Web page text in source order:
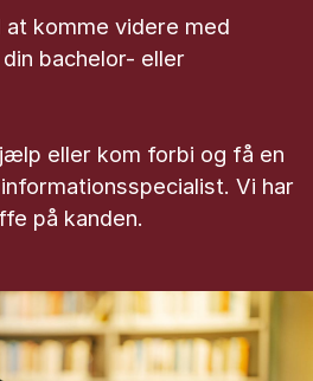
komme videre med
bachelor- eller
eller kom forbi og få en
Vi har
på kanden.